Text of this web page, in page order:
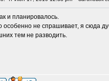
и планировалось.
особенно не спрашивает, я сюда
тем не разводить.